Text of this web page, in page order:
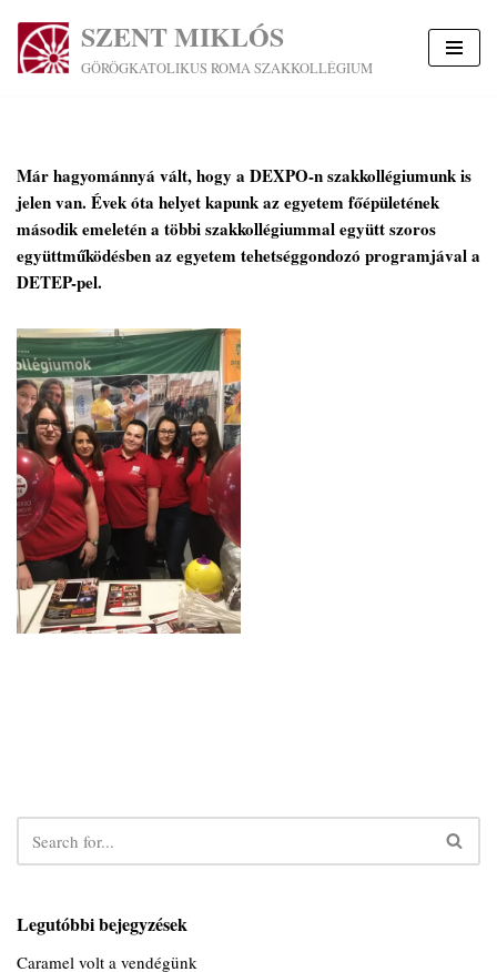
Skip
SZENT MIKLÓS
GÖRÖGKATOLIKUS ROMA SZAKKOLLÉGIUM
Már hagyománnyá vált, hogy a DEXPO-n szakkollégiumunk is
jelen van. Évek óta helyet kapunk az egyetem főépületének
második emeletén a többi szakkollégiummal együtt szoros
együttműködésben az egyetem tehetséggondozó programjával a
DETEP-pel.
Legutóbbi bejegyzések
Caramel volt a vendégünk